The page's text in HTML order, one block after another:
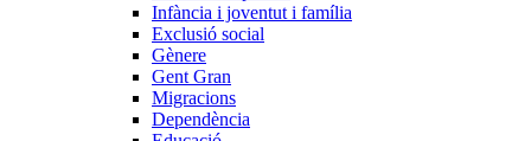
Infància i joventut i família
Exclusió social
Gènere
Gent Gran
Migracions
Dependència